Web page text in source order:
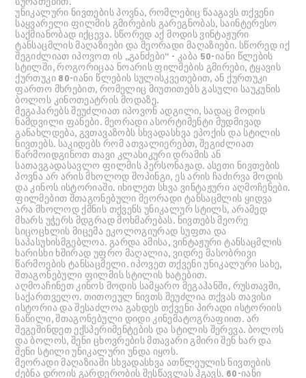
უნიკალური ნივთების პოვნა, რომლებიც წააგავს თქვენი
საყვარელი ფილმის გმირების გარეგნობას, საინტერესო
საქმიანობად იქცევა. სწორედ აქ მოდის ვინტაჟური
ტანსაცმლის მაღაზიები და მეორადი მაღაზიები. სწორედ იქ
შეგიძლიათ იპოვოთ ის „განძები“ - კაბა 50-იანი წლების
სტილში, როგორიცაა ნოარის ფილმების გმირები, ტყავის
ქურთუკი 80-იანი წლების სულისკვეთებით, ან ქურთუკი
ფართო მხრებით, რომელიც მიუთითებს გასული საუკუნის
ბოლოს კინოთეატრის მოდაზე.
მეგაჰარებს შეუძლიათ იპოვონ ადგილი, სადაც მოდის
ნამდვილი ფანები. მეორადი ასორტიმენტი მუდმივად
განახლდება, გვთავაზობს სხვადასხვა ეპოქის და სტილის
ნივთებს. საკიდებს რომ ათვალიერებთ, შეგიძლიათ
წარმოიდგინოთ თავი კლასიკური დრამის ან
სათავგადასავლო ფილმის პერსონაჟად. ასეთი ნივთების
პოვნა არ არის მხოლოდ შოპინგი, ეს არის ჩაძირვა მოდის
და კინოს ისტორიაში. იხილეთ სხვა ვინტაჟური აღმოჩენები.
ფილმებით შთაგონებული მეორადი ტანსაცმლის ყიდვა
არა მხოლოდ ქმნის თქვენს უნიკალურ სტილს, არამედ
მხარს უჭერს მდგრად მოხმარებას. ნივთებს მეორე
სიცოცხლის მიცემა ეკოლოგიურად სუფთა და
საპასუხისმგებლოა. გარდა ამისა, ვინტაჟური ტანსაცმლის
ხარისხი ხშირად უფრო მაღალია, ვიდრე მასობრივი
წარმოების ტანსაცმელი. იპოვეთ თქვენი უნიკალური სახე,
შთაგონებული ფილმის სტილის ხატებით.
აღმოაჩინეთ კინოს მოდის სამყარო მეგაჰანში, რუსთავში,
საქართველო. თითოეულ ნივთს შეუძლია თქვას თავისი
ისტორია და შესაძლოა გახდეს თქვენი პირადი ისტორიის
ნაწილი, შთაგონებული დიდი კინემატოგრაფიით. არ
შეგეშინდეთ ექსპერიმენტების და სტილის შერევა. ბოლოს
და ბოლოს, შენი ცხოვრების მთავარი გმირი შენ ხარ და
შენი სტილი უნიკალური უნდა იყოს.
მეორადი მაღაზიაში სხვადასხვა ათწლეულის ნივთების
ძებნა დროის გარდერობის შესწავლას ჰგავს. 60-იანი